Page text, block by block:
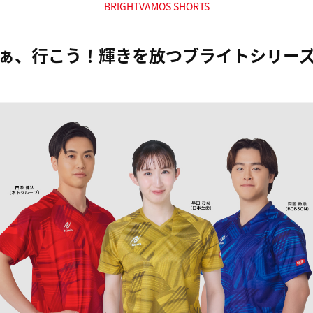
BRIGHTVAMOS SHORTS
、行こう！輝きを放つブライトシリー